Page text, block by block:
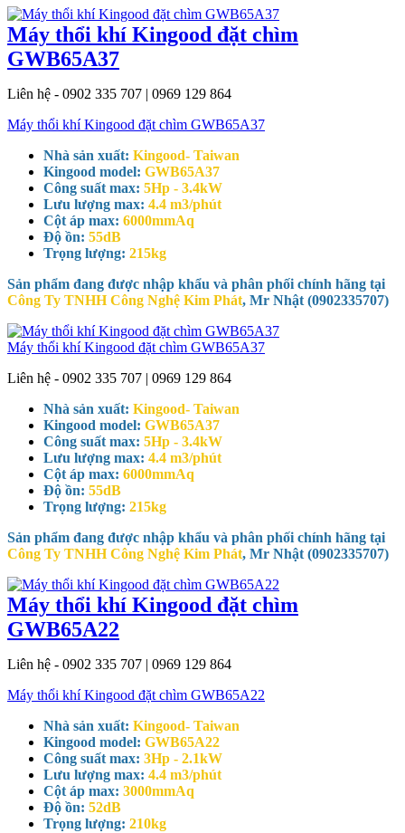
Máy thổi khí Kingood đặt chìm
GWB65A37
Liên hệ - 0902 335 707 | 0969 129 864
Máy thổi khí Kingood đặt chìm GWB65A37
Nhà sản xuất: Kingood- Taiwan
Kingood model: GWB65A37
Công suất max: 5Hp - 3.4kW
Lưu lượng max: 4.4 m3/phút
Cột áp max: 6000mmAq
Độ ồn: 55dB
Trọng lượng: 215kg
Sản phẩm đang được nhập khẩu và phân phối chính hãng tại
Công Ty TNHH Công Nghệ Kim Phát, Mr Nhật (0902335707)
Máy thổi khí Kingood đặt chìm GWB65A37
Liên hệ - 0902 335 707 | 0969 129 864
Nhà sản xuất: Kingood- Taiwan
Kingood model: GWB65A37
Công suất max: 5Hp - 3.4kW
Lưu lượng max: 4.4 m3/phút
Cột áp max: 6000mmAq
Độ ồn: 55dB
Trọng lượng: 215kg
Sản phẩm đang được nhập khẩu và phân phối chính hãng tại
Công Ty TNHH Công Nghệ Kim Phát, Mr Nhật (0902335707)
Máy thổi khí Kingood đặt chìm
GWB65A22
Liên hệ - 0902 335 707 | 0969 129 864
Máy thổi khí Kingood đặt chìm GWB65A22
Nhà sản xuất: Kingood- Taiwan
Kingood model: GWB65A22
Công suất max: 3Hp - 2.1kW
Lưu lượng max: 4.4 m3/phút
Cột áp max: 3000mmAq
Độ ồn: 52dB
Trọng lượng: 210kg